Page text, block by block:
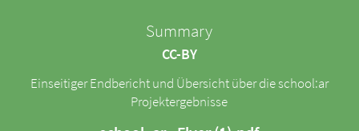
Summary
CC-BY
Einseitiger Endbericht und Übersicht über die school:ar
Projektergebnisse